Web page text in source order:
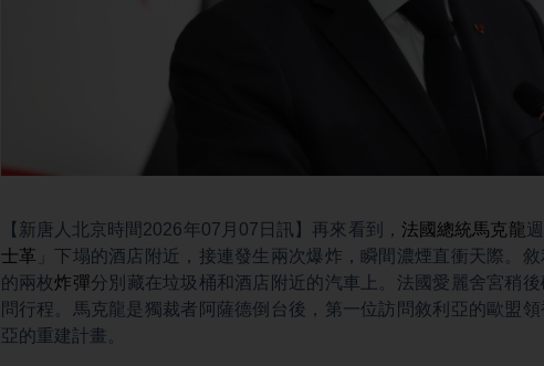
【新唐人北京時間2026年07月07日訊】再來看到， 法國總統馬克龍
士革 」下塌的酒店附近，接連發生兩次爆炸，瞬間濃煙直衝天際。
的兩枚炸彈分別藏在垃圾桶和酒店附近的汽車上。法國愛麗舍宮稍
問行程。馬克龍是獨裁者阿薩德倒台後，第一位訪問敘利亞的歐盟
亞的重建計畫。